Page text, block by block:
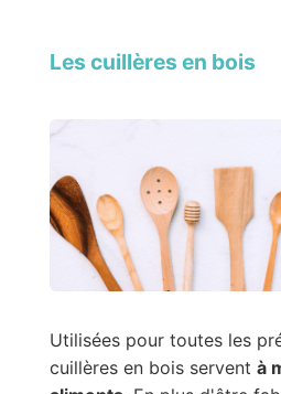
Les cuillères en bois
Utilisées pour toutes les
cuillères en bois servent à